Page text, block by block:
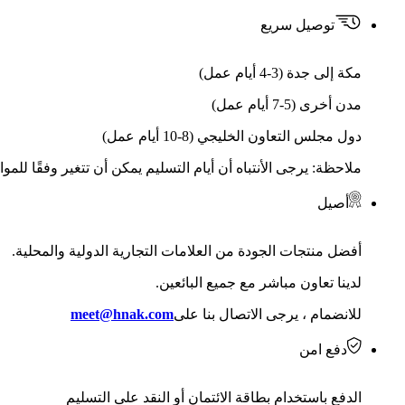
توصيل سريع
مكة إلى جدة (3-4 أيام عمل)
مدن أخرى (5-7 أيام عمل)
دول مجلس التعاون الخليجي (8-10 أيام عمل)
ملاحظة: يرجى الأنتباه أن أيام التسليم يمكن أن تتغير وفقًا
أصيل
أفضل منتجات الجودة من العلامات التجارية الدولية والمحلية.
لدينا تعاون مباشر مع جميع البائعين.
للانضمام ، يرجى الاتصال بنا علىmeet@hnak.com
دفع امن
الدفع باستخدام بطاقة الائتمان أو النقد على التسليم